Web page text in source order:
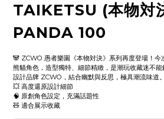
TAIKETSU (本物対
PANDA 100
🐼 ZCWO 愚者樂園《本物対決》系列再度登場！
熊貓角色，造型獨特、細節精緻，是潮玩收藏迷不
設計品牌 ZCWO，結合幽默與反思，極具潮流味道。
💥 高度還原設計細節
🧠 原創角色設定，充滿話題性
🧸 適合展示收藏